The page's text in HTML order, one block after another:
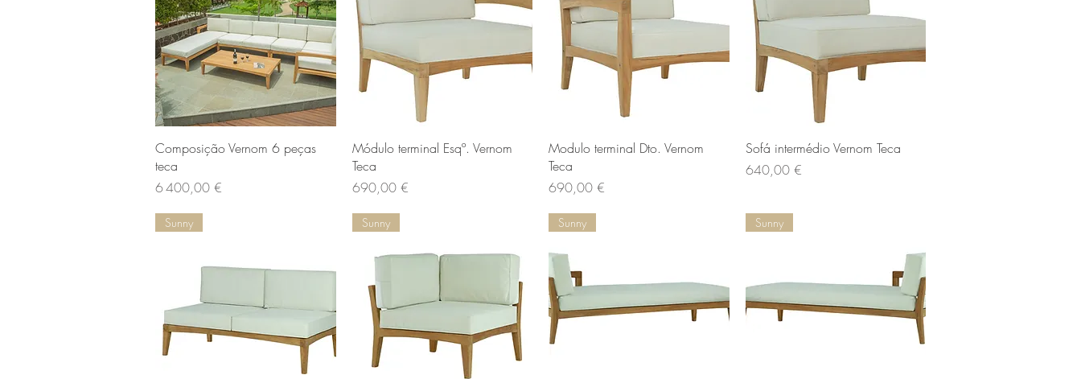
Aperçu rapide
Composição Vernom 6 peças
teca
Prix
6 400,00 €
Aperçu rapide
Módulo terminal Esqº. Vernom
Teca
Prix
690,00 €
Aperçu rapide
Modulo terminal Dto. Vernom
Teca
Prix
690,00 €
Aperçu rapide
Sofá intermédio Vernom Teca
Prix
640,00 €
Sunny Sunny Sunny Sunny